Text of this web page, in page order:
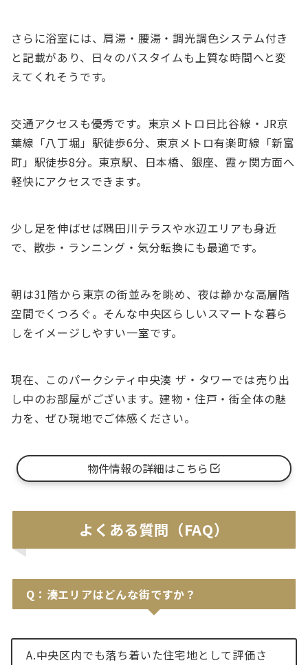
さらに浴室には、肩湯・腰湯・調光調色システム付き
と記載があり、日々のバスタイムも上質な時間へと変
えてくれそうです。
交通アクセスも優秀です。東京メトロ日比谷線・JR京
葉線「八丁堀」駅徒歩6分、東京メトロ有楽町線「新富
町」駅徒歩8分。東京駅、日本橋、銀座、霞ヶ関方面へ
軽快にアクセスできます。
少し足を伸ばせば隅田川テラスや水辺エリアも身近
で、散歩・ランニング・気分転換にも最適です。
朝は31階から東京の街並みを眺め、夜は静かな高層階
空間でくつろぐ。そんな中央区らしいスマートな暮ら
しをイメージしやすい一室です。
現在、このパークシティ中央湊 ザ・タワーでは売り出
し中のお部屋がございます。建物・住戸・街全体の魅
力を、ぜひ現地でご体感ください。
物件情報の詳細はこちら
よくある質問（FAQ）
Q：湊エリアはどんな街ですか？
A.中央区内でも落ち着いた住宅地として評価さ